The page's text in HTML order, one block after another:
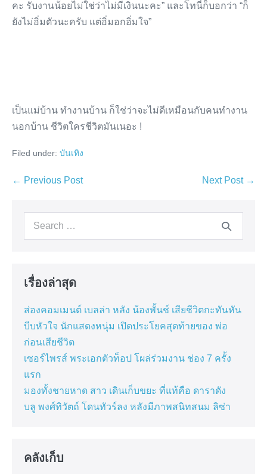
คะ รับงานน้อยไม่ใช่ว่าไม่มีเงินนะคะ” และโทนี่ก็บอกว่า “ก็
ยังไม่อิ่มตัวนะครับ แต่อิ่มอกอิ่มใจ”
เป็นแม่บ้าน ทำงานบ้าน ก็ใช่ว่าจะไม่ดีเหมือนกับคนทำงาน
นอกบ้าน ชีวิตใครชีวิตมันเนอะ !
Filed under: บันเทิง
Post
← Previous Post Next Post →
Search
เรื่องล่าสุด
ส่องคอมเมนต์ เบลล่า หลัง น้องพั้นช์ เสียชีวิตกะทันหัน
บีบหัวใจ นักแสดงหนุ่ม เปิดประโยคสุดท้ายของ พ่อ
ก่อนเสียชีวิต
เซอร์ไพรส์ พระเอกตัวท็อป โผล่ร่วมงาน ช่อง 7 ครั้ง
แรก
มองทั้งชายหาด สาว เดินเก็บขยะ ที่แท้คือ ดาราดัง
บลู พงศ์ทิวัตถ์ โดนทัวร์ลง หลังมีภาพสนิทสนม ลิซ่า
คลังเก็บ